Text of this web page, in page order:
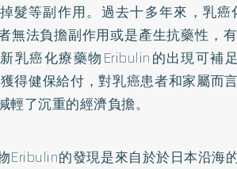
髮等副作用。過去十多年來，乳
無法負擔副作用或是產生抗藥性，
乳癌化療藥物Eribulin的出現可補
得健保給付，對乳癌患者和家屬而
輕了沉重的經濟負擔。
Eribulin的發現是來自於於日本沿海